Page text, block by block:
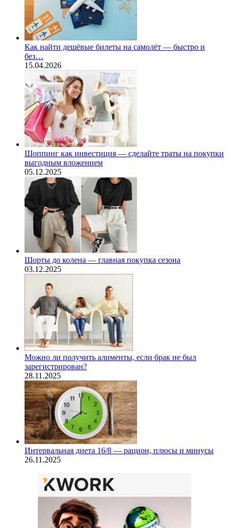
Как найти дешёвые билеты на самолёт — быстро и
без…
15.04.2026
Шоппинг как инвестиция — сделайте траты на покупки
выгодным вложением
05.12.2025
Шорты до колена — главная покупка сезона
03.12.2025
Можно ли получить алименты, если брак не был
зарегистрирован?
28.11.2025
Интервальная диета 16/8 — рацион, плюсы и минусы
26.11.2025